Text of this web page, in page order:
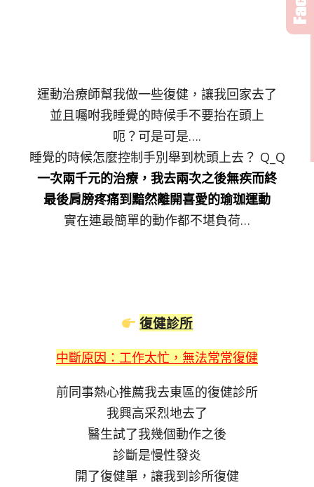
運動治療師幫我做一些復健，讓我回家去了
並且囑咐我睡覺的時候手不要抬在頭上
呃？可是可是….
睡覺的時候怎麼控制手別舉到枕頭上去？ Q_Q
一次兩千元的治療，我去兩次之後無疾而終
最後肩膀疼痛到黯然離開喜愛的瑜珈運動
實在連最簡單的動作都不堪負荷…
復健診所
中斷原因：工作太忙，無法常常復健
前同事熱心推薦我去東區的復健診所
我興高采烈地去了
醫生試了我幾個動作之後
診斷是慢性發炎
開了復健單，讓我到診所復健